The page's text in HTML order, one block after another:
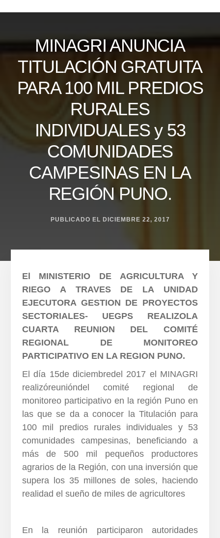
MINAGRI ANUNCIA
TITULACIÓN GRATUITA
PARA 100 MIL PREDIOS
RURALES
INDIVIDUALES y 53
COMUNIDADES
CAMPESINAS EN LA
REGIÓN PUNO.
PUBLICADO EL DICIEMBRE 22, 2017
El MINISTERIO DE AGRICULTURA Y
RIEGO A TRAVES DE LA UNIDAD
EJECUTORA GESTION DE PROYECTOS
SECTORIALES- UEGPS REALIZOLA
CUARTA REUNION DEL COMITÉ
REGIONAL DE MONITOREO
PARTICIPATIVO EN LA REGION PUNO.
El día 15de diciembredel 2017 el MINAGRI
realizóreunióndel comité regional de
monitoreo participativo en la región Puno en
las que se da a conocer la Titulación para
100 mil predios rurales individuales y 53
comunidades campesinas, beneficiando a
más de 500 mil pequeños productores
agrarios de la Región, con una inversión que
supera los 35 millones de soles, haciendo
realidad el sueño de miles de agricultores
En la reunión participaron autoridades